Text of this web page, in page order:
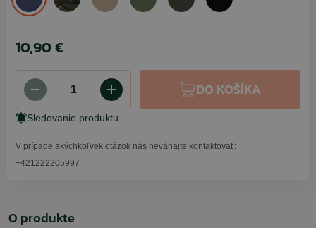
10,90 €
DO KOŠÍKA
Sledovanie produktu
V prípade akýchkoľvek otázok nás neváhajte kontaktovať:
+421222205997
O produkte